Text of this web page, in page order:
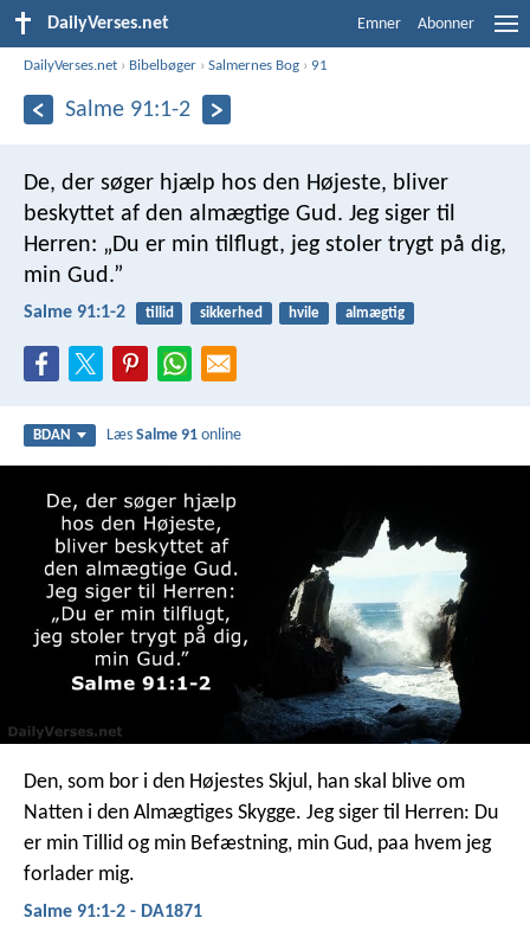
DailyVerses.net Emner Abonner
DailyVerses.net › Bibelbøger ›Salmernes Bog › 91
Salme 91:1-2
De, der søger hjælp hos den Højeste, bliver
beskyttet af den almægtige Gud. Jeg siger til
Herren: „Du er min tilflugt, jeg stoler trygt på dig,
min Gud.”
Salme 91:1-2 tillid sikkerhed hvile almægtig
BDAN LæsSalme 91 online
Den, som bor i den Højestes Skjul, han skal blive om
Natten i den Almægtiges Skygge. Jeg siger til Herren: Du
er min Tillid og min Befæstning, min Gud, paa hvem jeg
forlader mig.
Salme 91:1-2 - DA1871